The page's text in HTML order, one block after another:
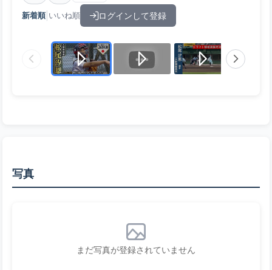
新着順| いいね順 ログインして登録
写真
まだ写真が登録されていません